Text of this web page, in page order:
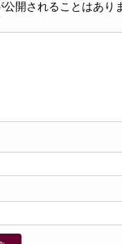
開されることはあり